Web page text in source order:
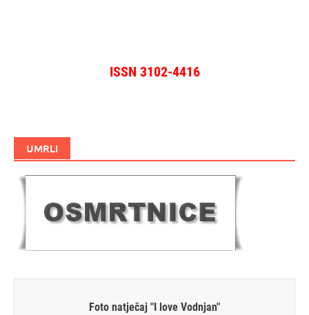
ISSN 3102-4416
UMRLI
Foto natječaj "I love Vodnjan"